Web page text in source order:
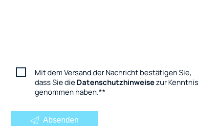
Mit dem Versand der Nachricht bestätigen Sie,
dass Sie die Datenschutzhinweisezur Kenntnis
genommen haben.*
Absenden